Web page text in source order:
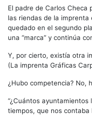
El padre de Carlos Checa
las riendas de la imprenta
quedado en el segundo
una “marca” y continúa
Y, por cierto, existía otra
(La imprenta Gráficas
¿Hubo competencia? No,
“¿Cuántos
tiempos, que nos contaba